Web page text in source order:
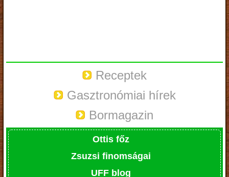
Receptek
Gasztronómiai hírek
Bormagazin
Ottis főz
Zsuzsi finomságai
UFF blog